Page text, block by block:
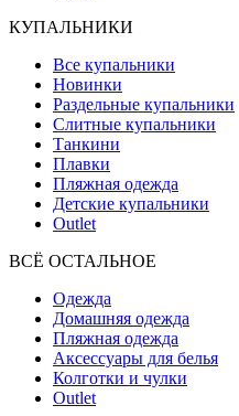
КУПАЛЬНИКИ
Все купальники
Новинки
Раздельные купальники
Слитные купальники
Танкини
Плавки
Пляжная одежда
Детские купальники
Outlet
ВCЁ ОСТАЛЬНОЕ
Одежда
Домашняя одежда
Пляжная одежда
Аксессуары для белья
Колготки и чулки
Outlet